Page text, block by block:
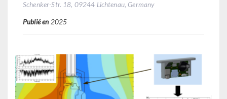
Schenker-Str. 18, 09244 Lichtenau, Germany
Publié en 2025